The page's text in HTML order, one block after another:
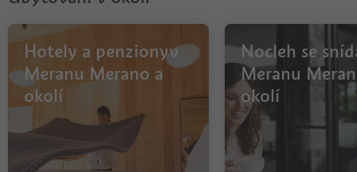
12
15
17
Hotely a penzionyv
Meranu Merano a
okolí
Nocleh se
Meranu
okolí